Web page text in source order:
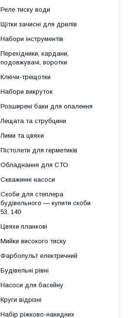
Реле тиску води
Щітки зачисні для дрилів
Набори інструментів
Перехідники, кардани,
подовжувачі, воротки
Ключи-трещотки
Набори викруток
Розширені баки для опалення
Лещата та струбцини
Лими та цвяхи
Пістолети для герметиків
Обладнання для СТО
Скважинні насоси
Скоби для степлера
будівельного — купити скоби
53, 140
Цвяхи планкові
Мийки високого тиску
Фарбопульт електричний
Будівельні рівні
Насоси для басейну
Круги відрізні
Набір ріжково-накидних